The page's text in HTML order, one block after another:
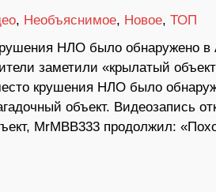
, Необъяснимое, Новое, ТОП
НЛО было обнаружено в
заметили «крылатый
крушения НЛО было
объект. Видеозапись
MrMBB333 продолжил: